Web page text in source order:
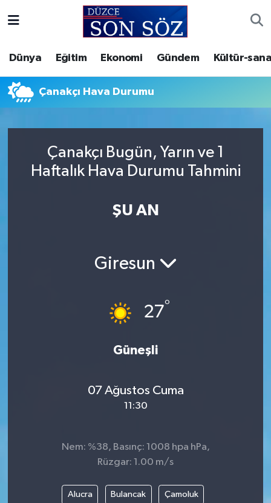
Dünya Eğitim Ekonomi Gündem Kültür-
Çanakçı Hava Durumu
Çanakçı Bugün, Yarın ve 1
Haftalık Hava Durumu Tahmini
ŞU AN
Giresun
27°
Güneşli
07 Ağustos Cuma
11:30
Nem: %38, Basınç: 1008 hpa hPa,
Rüzgar: 1.00 m/s
Alucra Bulancak Çamoluk
Gizlilik Sözleşmesi
İletişim
Video Galeri
Akçakoca Hava Durumu
Akçakoca Trafik Yoğunluk Haritası
Tüm Manşetler